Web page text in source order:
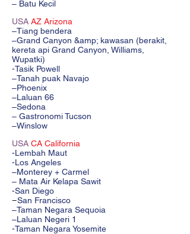
– Batu Kecil
USA AZ Arizona
–Tiang bendera
–Grand Canyon &amp; kawasan (berakit,
kereta api Grand Canyon, Williams,
Wupatki)
-Tasik Powell
–Tanah puak Navajo
–Phoenix
–Laluan 66
–Sedona
– Gastronomi Tucson
–Winslow
USA CA California
-Lembah Maut
-Los Angeles
–Monterey + Carmel
– Mata Air Kelapa Sawit
-San Diego
–San Francisco
–Taman Negara Sequoia
–Laluan Negeri 1
-Taman Negara Yosemite